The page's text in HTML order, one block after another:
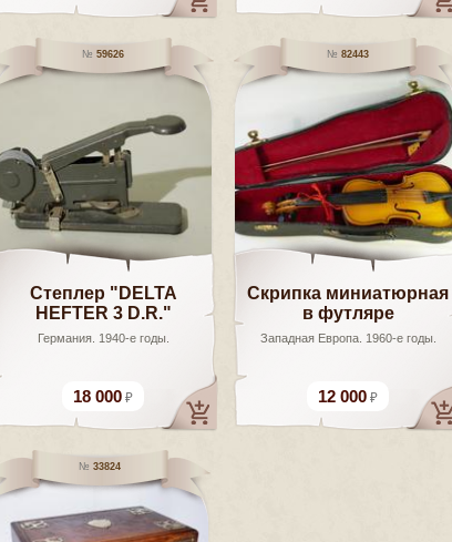
59626
Степлер "DELTA
HEFTER 3 D.R."
Германия. 1940-е годы.
18 000
82443
Скрипка миниатюрная
в футляре
Западная Европа. 1960-е годы.
12 000
33824